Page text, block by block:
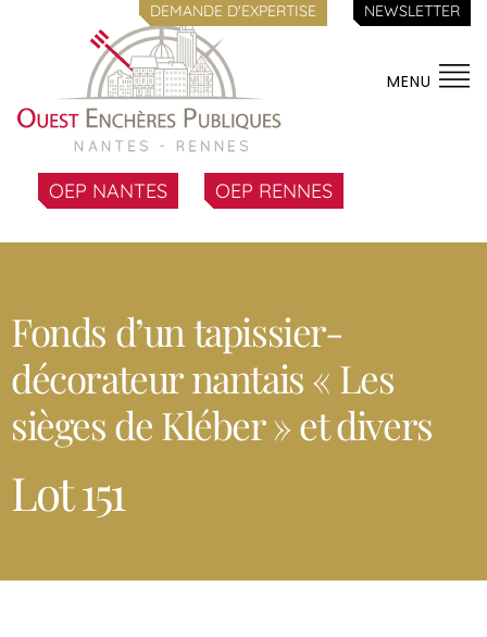
DEMANDE D'EXPERTISE NEWSLETTER
MENU
OEP NANTES OEP RENNES
Fonds d’un tapissier-
décorateur nantais « Les
sièges de Kléber » et divers
Lot 151